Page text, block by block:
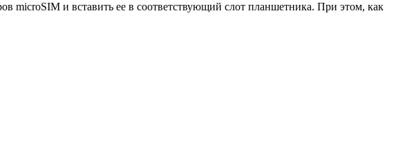
microSIM и вставить ее в соответствующий слот планшетника. При этом, как